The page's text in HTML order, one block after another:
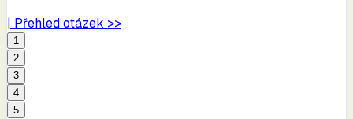
| Přehled otázek >>
1
2
3
4
5